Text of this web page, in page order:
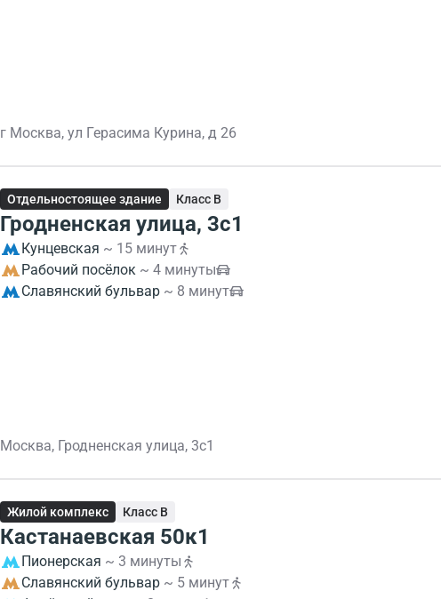
г Москва, ул Герасима Курина, д 26
Отдельностоящее здание Класс B
Гродненская улица, 3с1
Кунцевская ~ 15 минут
Рабочий посёлок ~ 4 минуты
Славянский бульвар ~ 8 минут
Москва, Гродненская улица, 3с1
Жилой комплекс Класс B
Кастанаевская 50к1
Пионерская ~ 3 минуты
Славянский бульвар ~ 5 минут